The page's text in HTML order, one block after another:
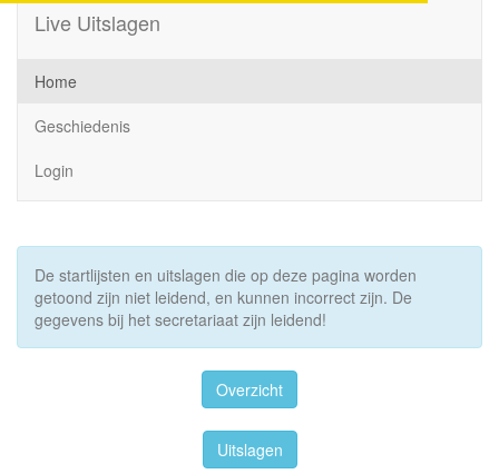
Live Uitslagen
Home
Geschiedenis
Login
De startlijsten en uitslagen die op deze pagina worden
getoond zijn niet leidend, en kunnen incorrect zijn. De
gegevens bij het secretariaat zijn leidend!
Overzicht
Uitslagen